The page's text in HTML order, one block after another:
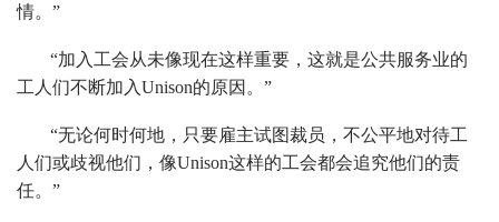
情。”
“加入工会从未像现在这样重要，这就是公共服务业的
工人们不断加入Unison的原因。”
“无论何时何地，只要雇主试图裁员，不公平地对待工
人们或歧视他们，像Unison这样的工会都会追究他们的责
任。”